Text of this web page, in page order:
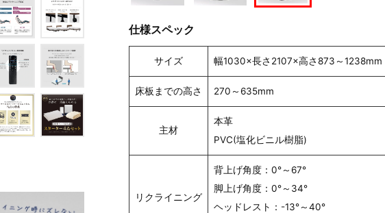
仕様スペック
サイズ 幅1030×長さ2107×高さ873～1238mm
床板までの高さ 270～635mm
主材
本革
PVC(塩化ビニル樹脂)
リクライニング
背上げ角度：0°～67°
脚上げ角度：0°～34°
ヘッドレスト：-13°～40°